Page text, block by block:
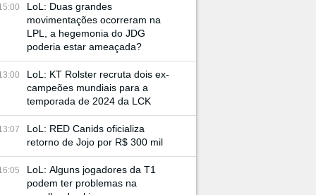
LoL: Duas grandes
movimentações ocorreram na
LPL, a hegemonia do JDG
poderia estar ameaçada?
LoL: KT Rolster recruta dois ex-
campeões mundiais para a
temporada de 2024 da LCK
LoL: RED Canids oficializa
retorno de Jojo por R$ 300 mil
LoL: Alguns jogadores da T1
podem ter problemas na